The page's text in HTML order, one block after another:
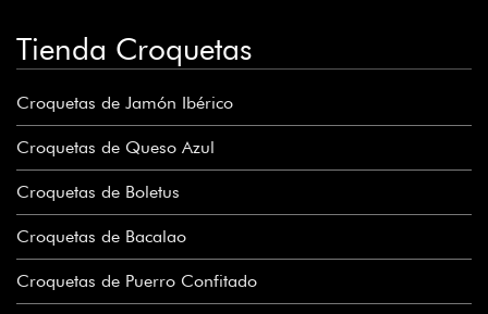
Tienda Croquetas
Croquetas de Jamón Ibérico
Croquetas de Queso Azul
Croquetas de Boletus
Croquetas de Bacalao
Croquetas de Puerro Confitado